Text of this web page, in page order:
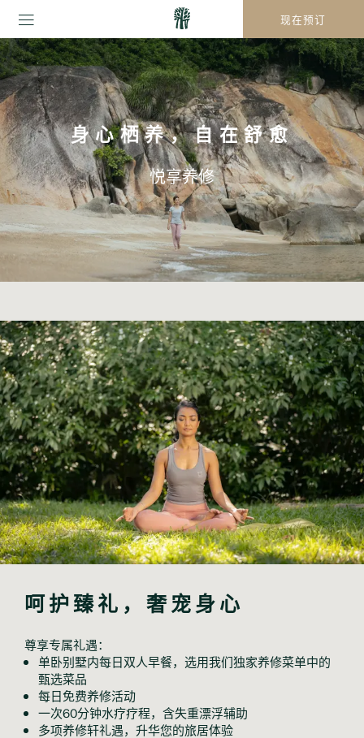
现在预订
身心栖养，自在舒愈
悦享养修
呵护臻礼，奢宠身心
尊享专属礼遇：
单卧别墅内每日双人早餐，选用我们独家养修菜单中的
甄选菜品
每日免费养修活动
一次60分钟水疗疗程，含失重漂浮辅助
多项养修轩礼遇，升华您的旅居体验